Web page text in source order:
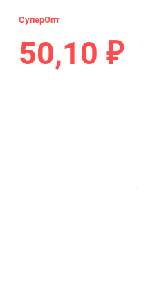
СуперОпт
50,10 ₽